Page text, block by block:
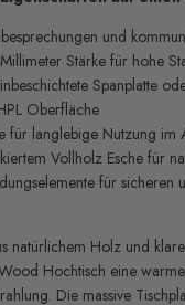
und
Stärke für hohe
Spanplatte
Oberfläche
für langlebige Nutzung im
Vollholz Esche für
für sicheren
natürlichem Holz und
Hochtisch eine
Die massive